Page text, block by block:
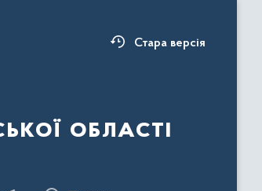
Стара версія
області